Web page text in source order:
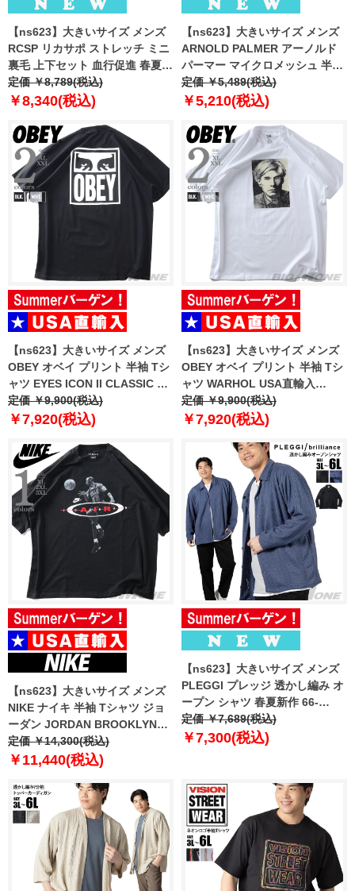
【ns623】大きいサイズ メンズ
RCSP リカサポ ストレッチ ミニ
裏毛 上下セット 血行促進 春夏新
作 216271h 【fre】
定価 ￥8,789(税込)
￥8,340(税込)
【ns623】大きいサイズ メンズ
ARNOLD PALMER アーノルド
パーマー マイクロメッシュ 半袖
上下セット 吸水速乾 春夏新作
1051538
定価 ￥5,489(税込)
￥5,210(税込)
【ns623】大きいサイズ メンズ
OBEY オベイ プリント 半袖 Tシ
ャツ EYES ICON II CLASSIC T-
SHIRT USA直輸入 165262142
定価 ￥9,900(税込)
￥7,920(税込)
【ns623】大きいサイズ メンズ
OBEY オベイ プリント 半袖 Tシ
ャツ WARHOL USA直輸入
165264241
定価 ￥9,900(税込)
￥7,920(税込)
【ns623】大きいサイズ メンズ
NIKE ナイキ 半袖 Tシャツ ジョ
ーダン JORDAN BROOKLYN
USA直輸入 if1804
定価 ￥14,300(税込)
￥11,440(税込)
【ns623】大きいサイズ メンズ
PLEGGI プレッジ 透かし編み オ
ープン シャツ 春夏新作 66-
13648-2 【fre】
定価 ￥7,689(税込)
￥7,300(税込)